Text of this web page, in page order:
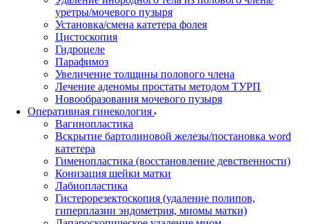
уретры/мочевого пузыря
Установка/смена катетера фолея
Цистоскопия
Гидроцеле
Парафимоз
Увеличение толщины полового члена
Лечение аденомы простаты методом ТУРП
Новообразования мочевого пузыря
Оперативная гинекология
Вагинопластика
Вскрытие бартолиновой железы/постановка word
катетера
Гименопластика (восстановление девственности)
Конизация шейки матки
Лабиопластика
Гистерорезектоскопия (удаление полипов,
гиперплазии эндометрия, миомы матки)